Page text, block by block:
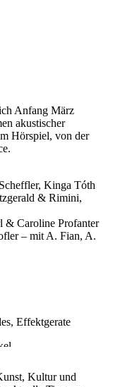
Anfang März
akustischer
Hörspiel, von der
Kinga Tóth
& Rimini,
& Caroline Profanter
– mit A. Fian, A.
Effektgerate
Kultur und